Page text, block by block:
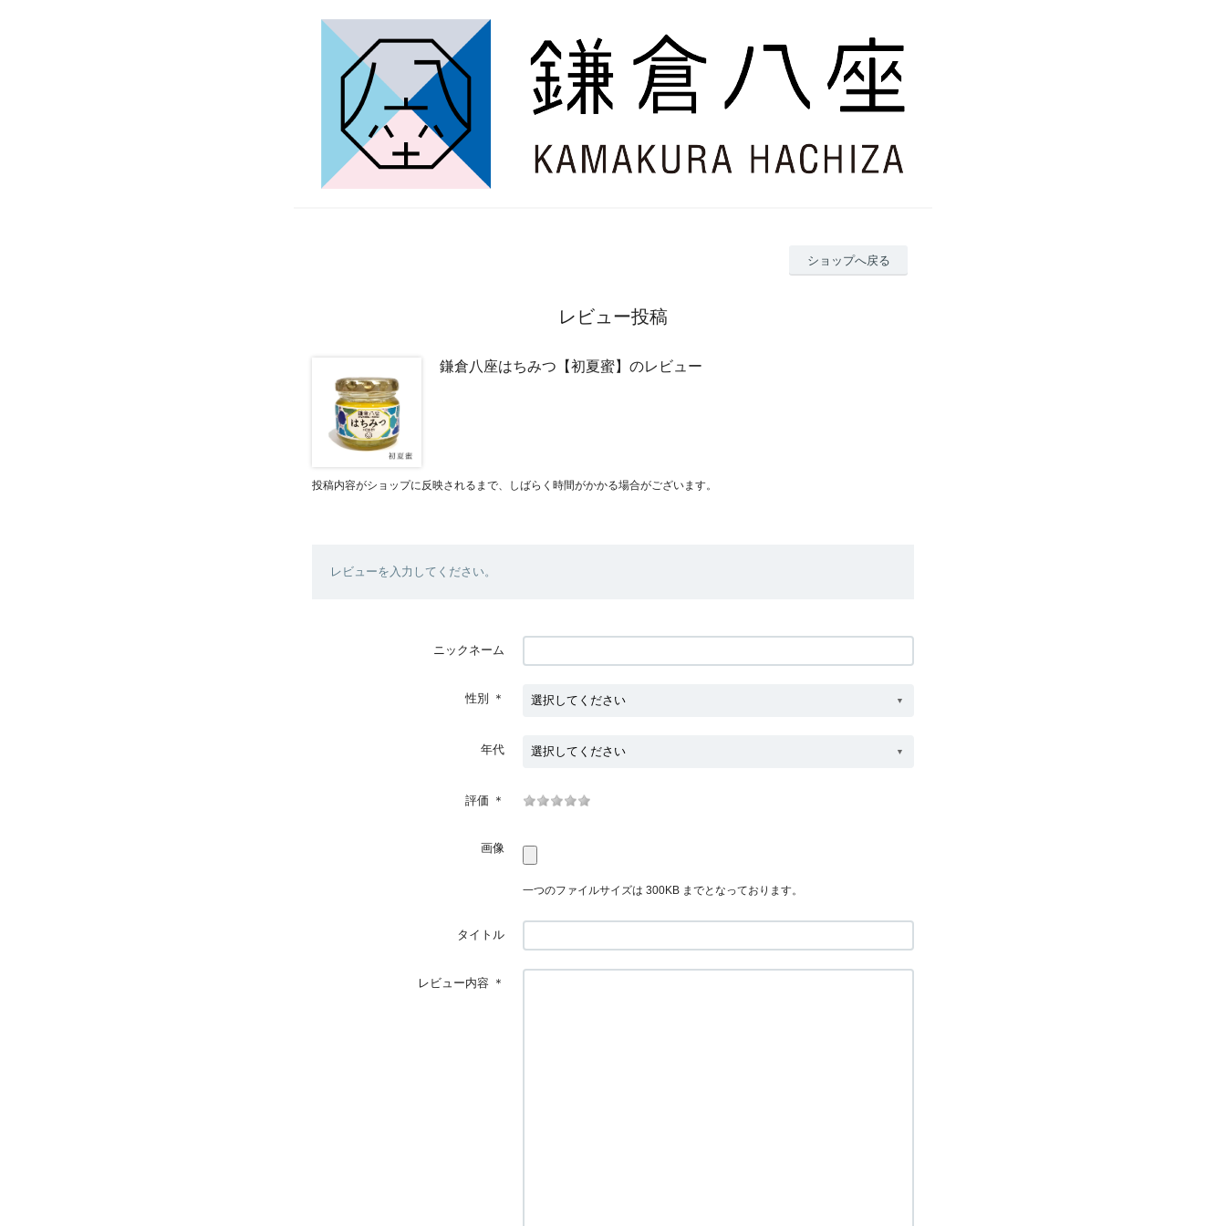
ショップへ戻る
レビュー投稿
鎌倉八座はちみつ【初夏蜜】のレビュー
投稿内容がショップに反映されるまで、しばらく時間がかかる場合がございます。
レビューを入力してください。
ニックネーム
性別 ＊
年代
評価 ＊
画像
一つのファイルサイズは 300KB までとなっております。
タイトル
レビュー内容 ＊